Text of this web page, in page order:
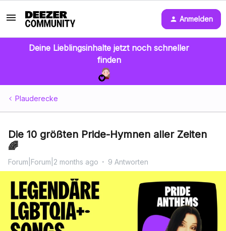
Anmelden
Deine Lieblingsinhalte jetzt noch schneller
finden
Plauderecke
Die 10 größten Pride-Hymnen aller Zeiten
🌈
Forum|Forum|2 months ago 9 Antworten